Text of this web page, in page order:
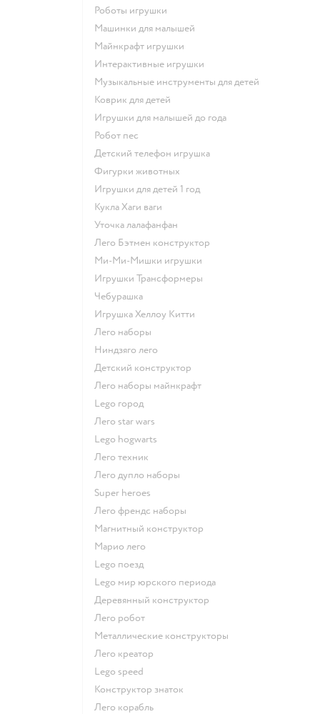
Роботы игрушки
Машинки для малышей
Майнкрафт игрушки
Интерактивные игрушки
Музыкальные инструменты для детей
Коврик для детей
Игрушки для малышей до года
Робот пес
Детский телефон игрушка
Фигурки животных
Игрушки для детей 1 год
Кукла Хаги ваги
Уточка лалафанфан
Лего Бэтмен конструктор
Ми-Ми-Мишки игрушки
Игрушки Трансформеры
Чебурашка
Игрушка Хеллоу Китти
Лего наборы
Ниндзяго лего
Детский конструктор
Лего наборы майнкрафт
Lego город
Лего star wars
Lego hogwarts
Лего техник
Лего дупло наборы
Super heroes
Лего френдс наборы
Магнитный конструктор
Марио лего
Lego поезд
Lego мир юрского периода
Деревянный конструктор
Лего робот
Металлические конструкторы
Лего креатор
Lego speed
Конструктор знаток
Лего корабль